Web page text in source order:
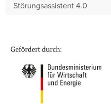
Störungsassistent 4.0